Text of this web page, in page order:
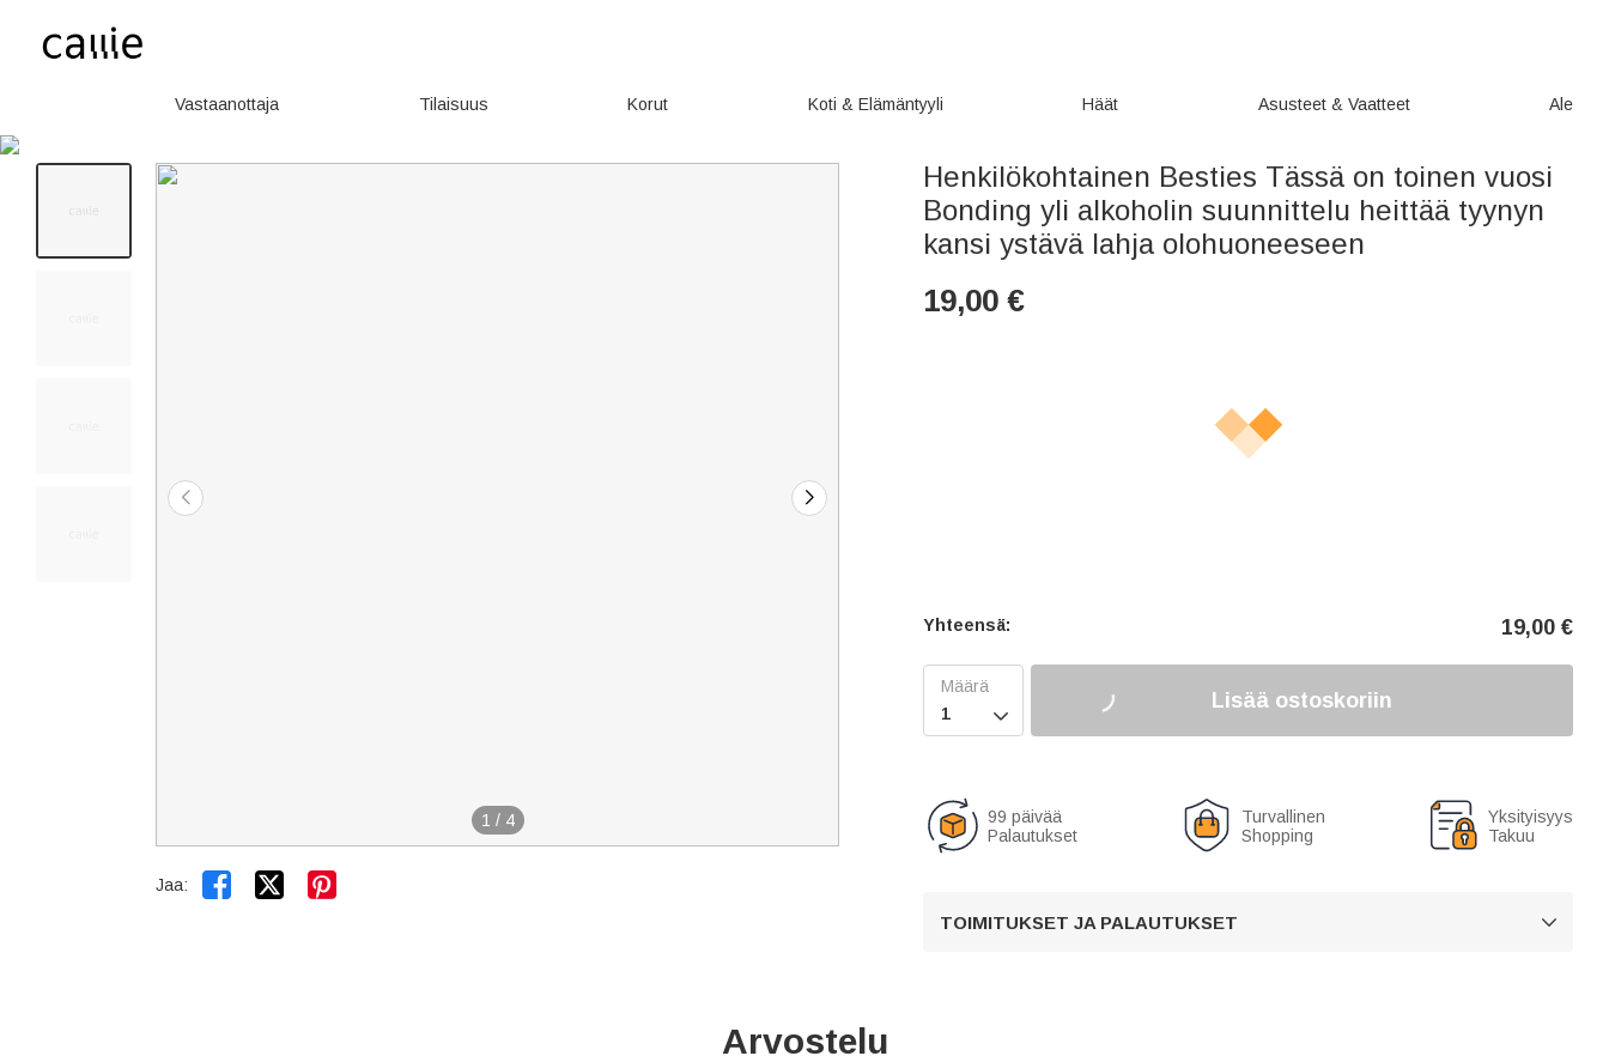
Vastaanottaja Tilaisuus Korut Koti & Elämäntyyli Häät Asusteet & Vaatteet Ale
1 / 4
Jaa:  
Henkilökohtainen Besties Tässä on toinen vuosi
Bonding yli alkoholin suunnittelu heittää tyynyn
kansi ystävä lahja olohuoneeseen
19,00 €
Yhteensä: 19,00 €

Lisää ostoskoriin
99 päivää
Palautukset
Turvallinen
Shopping
Yksityisyys
Takuu
TOIMITUKSET JA PALAUTUKSET 
Arvostelu